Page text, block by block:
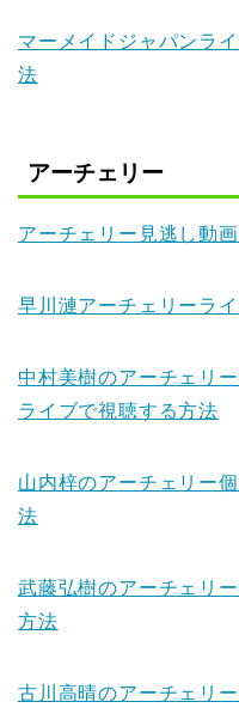
マーメイドジャパンラ
法
アーチェリー
アーチェリー見逃し動
早川漣アーチェリーラ
中村美樹のアーチェリ
ライブで視聴する方法
山内梓のアーチェリー
法
武藤弘樹のアーチェリ
方法
古川高晴のアーチェリ